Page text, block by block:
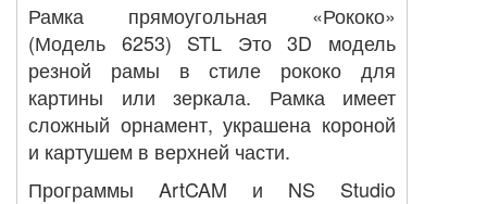
Рамка прямоугольная «Рококо»
(Модель 6253) STL Это 3D модель
резной рамы в стиле рококо для
картины или зеркала. Рамка имеет
сложный орнамент, украшена короной
и картушем в верхней части.
Программы ArtCAM и NS Studio